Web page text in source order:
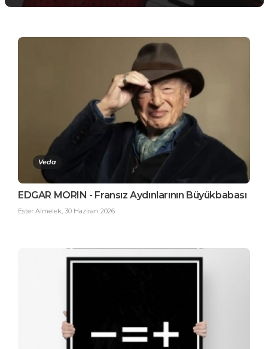
Veda
EDGAR MORIN - Fransız Aydınlarının Büyükbabası
Ester Almelek 30 Haziran 2026